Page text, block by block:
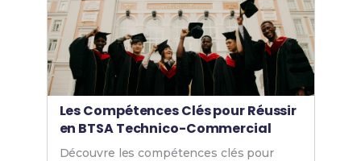
Les Compétences Clés pour Réussir
en BTSA Technico-Commercial
Découvre les compétences clés pour